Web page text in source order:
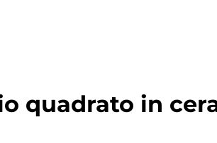
quadrato in